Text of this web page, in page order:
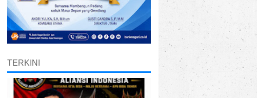
TERKINI